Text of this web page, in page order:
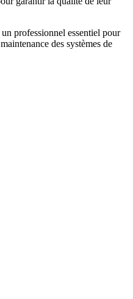
un professionnel essentiel pour
des systèmes de